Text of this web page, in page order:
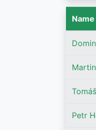
Name
Petr